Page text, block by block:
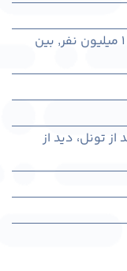
, بین
از تونل، دید از